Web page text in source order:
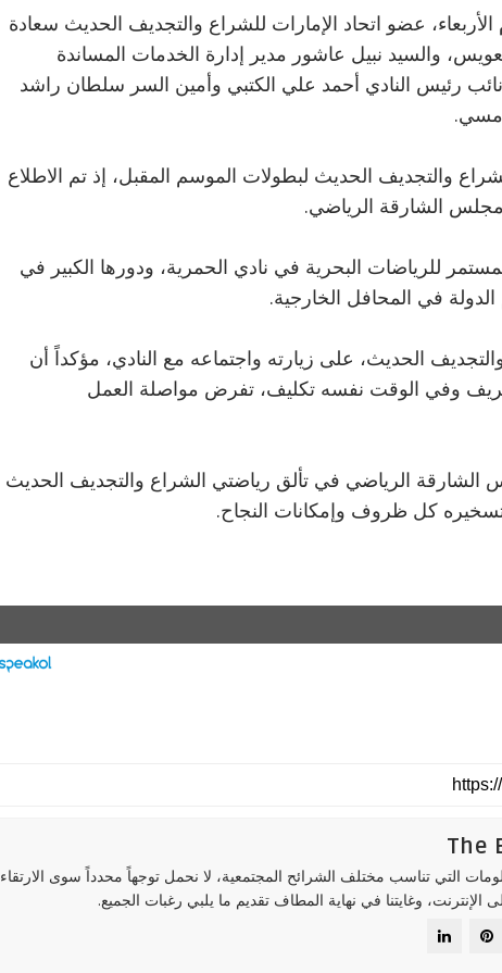
عضو اتحاد الإمارات للشراع والتجديف الحديث سعادة
والسيد نبيل عاشور مدير إدارة الخدمات المساندة
رئيس النادي أحمد علي الكتبي وأمين السر سلطان راشد
والتجديف الحديث لبطولات الموسم المقبل، إذ تم الاطلاع
مجلس الشارقة الرياضي.
للرياضات البحرية في نادي الحمرية، ودورها الكبير في
في المحافل الخارجية.
الحديث، على زيارته واجتماعه مع النادي، مؤكداً أن
وفي الوقت نفسه تكليف، تفرض مواصلة العمل
الشارقة الرياضي في تألق رياضتي الشراع والتجديف الحديث
كل ظروف وإمكانات النجاح.
التي تناسب مختلف الشرائح المجتمعية، لا نحمل توجهاً محدداً سوى الارتقاء
الإنترنت، وغايتنا في نهاية المطاف تقديم ما يلبي رغبات الجميع.